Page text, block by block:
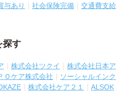
与あり 社会保険完備
交通費支給
探す
株式会社ツクイ
株式会社日本ア
Ｏケア株式会社
ソーシャルインク
株式会社ケア２１
ALSOK